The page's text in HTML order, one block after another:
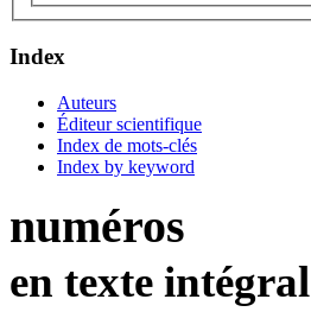
Index
Auteurs
Éditeur scientifique
Index de mots-clés
Index by keyword
numéros
en texte intégral